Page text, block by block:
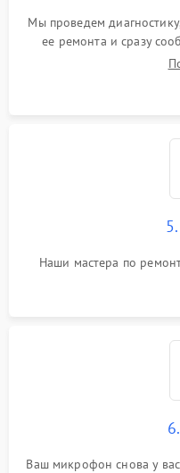
Мы проведем
ее ремонта и сразу
Наши мастера по
Ваш микрофон снова у